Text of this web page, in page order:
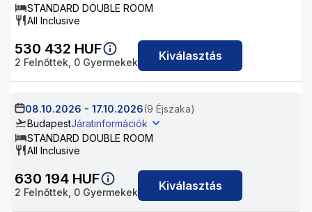
STANDARD DOUBLE ROOM
All Inclusive
530 432 HUF
2 Felnőttek, 0 Gyermekek Kiválasztás
08.10.2026 - 17.10.2026(9 Éjszaka)
BudapestJáratinformációk
STANDARD DOUBLE ROOM
All Inclusive
630 194 HUF
2 Felnőttek, 0 Gyermekek Kiválasztás